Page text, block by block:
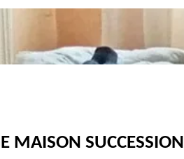
MAISON SUCCESSION